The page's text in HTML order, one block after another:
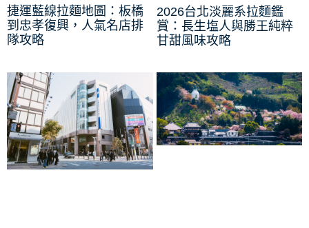
捷運藍線拉麵地圖：板橋
到忠孝復興，人氣名店排
隊攻略
2026台北淡麗系拉麵鑑
賞：長生塩人與勝王純粹
甘甜風味攻略